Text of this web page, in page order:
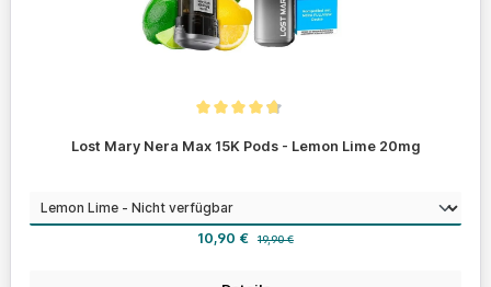
Lost Mary Nera Max 15K Pods - Lemon Lime 20mg
Geschmackauswählen
Verkaufspreis:
10,90 € 19,90 €